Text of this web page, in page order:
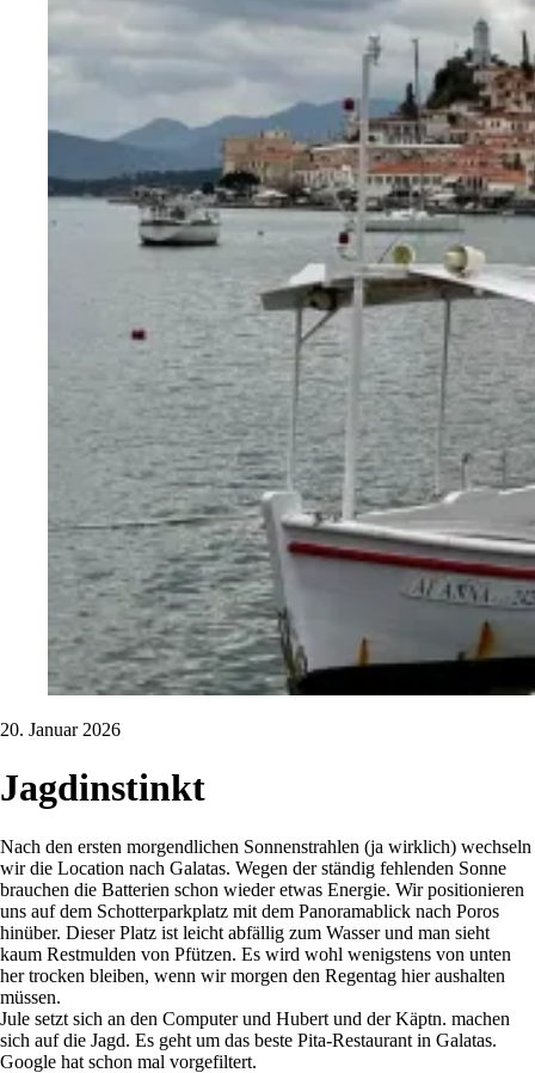
20. Januar 2026
Jagdinstinkt
Nach den ersten morgendlichen Sonnenstrahlen (ja wirklich) wechseln
wir die Location nach Galatas. Wegen der ständig fehlenden Sonne
brauchen die Batterien schon wieder etwas Energie. Wir positionieren
uns auf dem Schotterparkplatz mit dem Panoramablick nach Poros
hinüber. Dieser Platz ist leicht abfällig zum Wasser und man sieht
kaum Restmulden von Pfützen. Es wird wohl wenigstens von unten
her trocken bleiben, wenn wir morgen den Regentag hier aushalten
müssen.
Jule setzt sich an den Computer und Hubert und der Käptn. machen
sich auf die Jagd. Es geht um das beste Pita-Restaurant in Galatas.
Google hat schon mal vorgefiltert.